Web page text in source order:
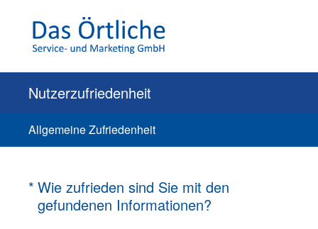
Nutzerzufriedenheit
Allgemeine Zufriedenheit
* Wie zufrieden sind Sie mit den
gefundenen Informationen?
(Erforderlich.)